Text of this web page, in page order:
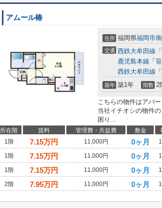
アムール椿
住所 福岡県福岡市
交通 西鉄大牟田線 「
鹿児島本線 「
西鉄大牟田線 「
築年 築1年 階数 2
こちらの物件はアパ
当社イチオシの物件
困り...
所在階 賃料 管理費・共益費 敷金
1階
7.15万円 11,000円 0ヶ月
1階
7.15万円 11,000円 0ヶ月
1階
7.15万円 11,000円 0ヶ月
2階
7.95万円 11,000円 0ヶ月